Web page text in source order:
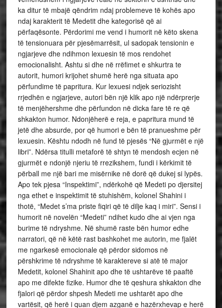
ka ditur të mbajë qëndrim ndaj problemeve të kohës apo
ndaj karakterit të Medetit dhe kategorisë që ai
përfaqësonte. Përdorimi me vend i humorit në këto skena
të tensionuara për pjesëmarrësit, ul sadopak tensionin e
ngjarjeve dhe ndihmon lexuesin të mos rendohet
emocionalisht. Ashtu si dhe në rrëfimet e shkurtra te
autorit, humori krijohet shumë herë nga situata apo
përfundime të papritura. Kur lexuesi ndjek seriozisht
rrjedhën e ngjarjeve, autori bën një klik apo një ndërprerje
të menjëhershme dhe përfundon në dicka fare të re që
shkakton humor. Ndonjëherë e reja, e papritura mund të
jetë dhe absurde, por që humori e bën të pranueshme për
lexuesin. Kështu ndodh në fund të pjesës “Në gjurmët e një
libri”. Ndërsa titulli metaforë të shtyn të mendosh ecjen në
gjurmët e ndonjë njeriu të rrezikshem, fundi i kërkimit të
përball me një bari me misërnike në dorë që dukej si lypës.
Apo tek pjesa “Inspektimi”, ndërkohë që Medeti po djersitej
nga ethet e inspektimit të stuhishëm, kolonel Shahini i
thotë, “Medet s’ma priste fiqiri që të dilje kaq i miri”. Sensi i
humorit në novelën “Medeti” ndihet kudo dhe ai vjen nga
burime të ndryshme. Në shumë raste bën humor edhe
narratori, që në këtë rast bashkohet me autorin, me fjalët
me ngarkesë emocionale që përdor sidomos në
përshkrime të ndryshme të karaktereve si atë të major
Medetit, kolonel Shahinit apo dhe të ushtarëve të paaftë
apo me difekte fizike. Humor dhe të qeshura shkakton dhe
fjalori që përdor shpesh Medeti me ushtarët apo dhe
vartësit, që herë i quan djem azganë e hazërxhevap e herë